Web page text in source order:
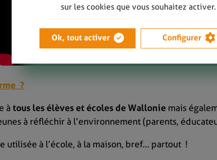
?
à tous les élèves et écoles de Wallonie mais
à réfléchir à l’environnement (parents,
utilisée à l’école, à la maison, bref… partout !
sur les cookies que vous souhaitez activer.
Ok, tout activer Configurer